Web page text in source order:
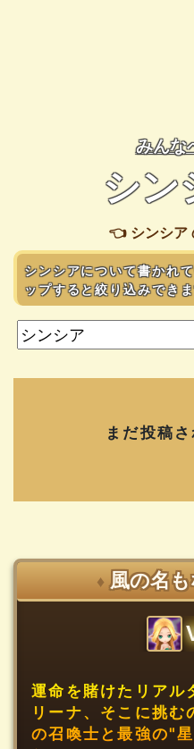
みんな
シン
👈 シンシア
シンシアについて書かれ
ップすると絞り込みできま
まだ投稿
♦ 風の名
運命を賭けたリアル
リーナ、そこに挑む
の召喚士と最強の"